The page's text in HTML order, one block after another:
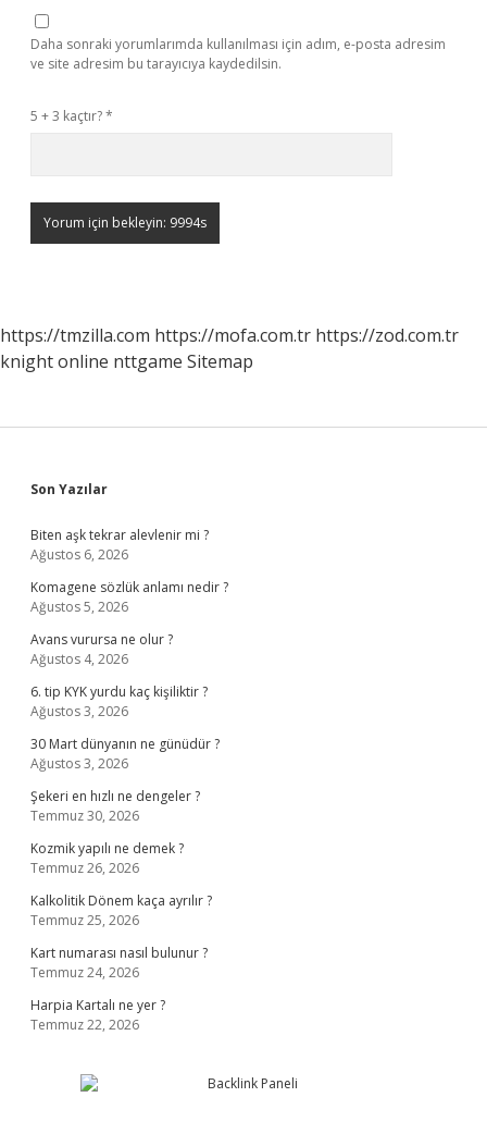
Daha sonraki yorumlarımda kullanılması için adım, e-posta adresim
ve site adresim bu tarayıcıya kaydedilsin.
5 + 3 kaçtır?*
https://tmzilla.com https://mofa.com.tr https://zod.com.tr
knight online nttgame Sitemap
Sidebar
Son Yazılar
Biten aşk tekrar alevlenir mi ?
Ağustos 6, 2026
Komagene sözlük anlamı nedir ?
Ağustos 5, 2026
Avans vurursa ne olur ?
Ağustos 4, 2026
6. tip KYK yurdu kaç kişiliktir ?
Ağustos 3, 2026
30 Mart dünyanın ne günüdür ?
Ağustos 3, 2026
Şekeri en hızlı ne dengeler ?
Temmuz 30, 2026
Kozmik yapılı ne demek ?
Temmuz 26, 2026
Kalkolitik Dönem kaça ayrılır ?
Temmuz 25, 2026
Kart numarası nasıl bulunur ?
Temmuz 24, 2026
Harpia Kartalı ne yer ?
Temmuz 22, 2026